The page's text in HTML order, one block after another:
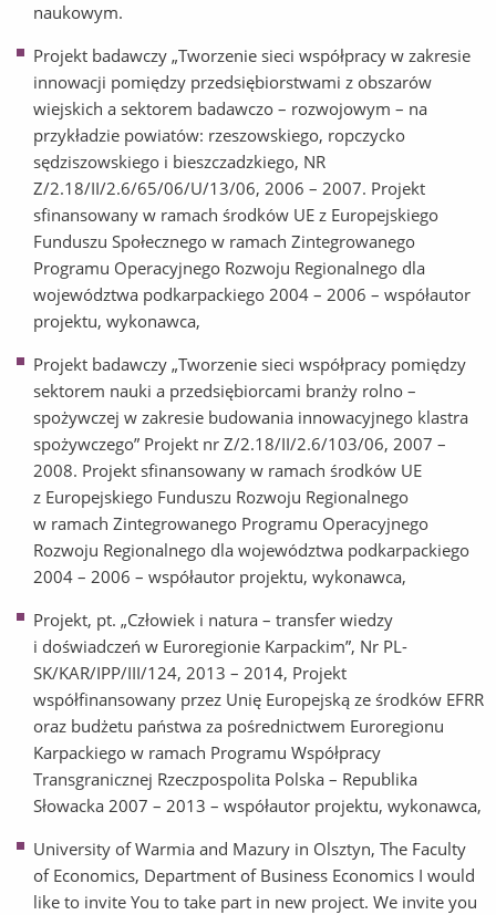
naukowym.
Projekt badawczy „Tworzenie sieci współpracy w zakresie
innowacji pomiędzy przedsiębiorstwami z obszarów
wiejskich a sektorem badawczo – rozwojowym – na
przykładzie powiatów: rzeszowskiego, ropczycko
sędziszowskiego i bieszczadzkiego, NR
Z/2.18/II/2.6/65/06/U/13/06, 2006 – 2007. Projekt
sfinansowany w ramach środków UE z Europejskiego
Funduszu Społecznego w ramach Zintegrowanego
Programu Operacyjnego Rozwoju Regionalnego dla
województwa podkarpackiego 2004 – 2006 – współautor
projektu, wykonawca,
Projekt badawczy „Tworzenie sieci współpracy pomiędzy
sektorem nauki a przedsiębiorcami branży rolno –
spożywczej w zakresie budowania innowacyjnego klastra
spożywczego” Projekt nr Z/2.18/II/2.6/103/06, 2007 –
2008. Projekt sfinansowany w ramach środków UE
z Europejskiego Funduszu Rozwoju Regionalnego
w ramach Zintegrowanego Programu Operacyjnego
Rozwoju Regionalnego dla województwa podkarpackiego
2004 – 2006 – współautor projektu, wykonawca,
Projekt, pt. „Człowiek i natura – transfer wiedzy
i doświadczeń w Euroregionie Karpackim”, Nr PL-
SK/KAR/IPP/III/124, 2013 – 2014, Projekt
współfinansowany przez Unię Europejską ze środków EFRR
oraz budżetu państwa za pośrednictwem Euroregionu
Karpackiego w ramach Programu Współpracy
Transgranicznej Rzeczpospolita Polska – Republika
Słowacka 2007 – 2013 – współautor projektu, wykonawca,
University of Warmia and Mazury in Olsztyn, The Faculty
of Economics, Department of Business Economics I would
like to invite You to take part in new project. We invite you